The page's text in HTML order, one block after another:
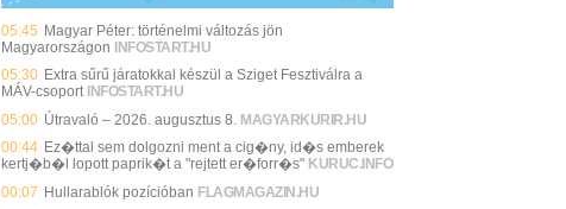
05:45 Magyar Péter: történelmi változás jön
Magyarországon INFOSTART.HU
05:30 Extra sűrű járatokkal készül a Sziget Fesztiválra a
MÁV-csoport INFOSTART.HU
05:00 Útravaló – 2026. augusztus 8. MAGYARKURIR.HU
00:44 Ez�ttal sem dolgozni ment a cig�ny, id�s emberek
kertj�b�l lopott paprik�t a "rejtett er�forr�s" KURUC.INFO
00:07 Hullarablók pozícióban FLAGMAGAZIN.HU